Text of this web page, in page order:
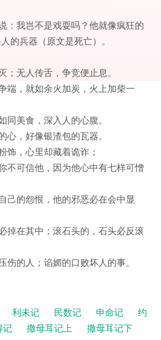
：我岂不是戏耍吗？他就像疯狂的
的兵器（原文是死亡）。
；无人传舌，争竞便止息。
端，就如余火加炭，火上加柴一
同美食，深入人的心腹。
心，好像银渣包的瓦器。
饰，心里却藏着诡诈；
不可信他，因为他心中有七样可憎
己的怨恨，他的邪恶必在会中显
掉在其中；滚石头的，石头必反滚
伤的人；谄媚的口败坏人的事。
利未记 民数记 申命记
约
记 撒母耳记上
撒母耳记下